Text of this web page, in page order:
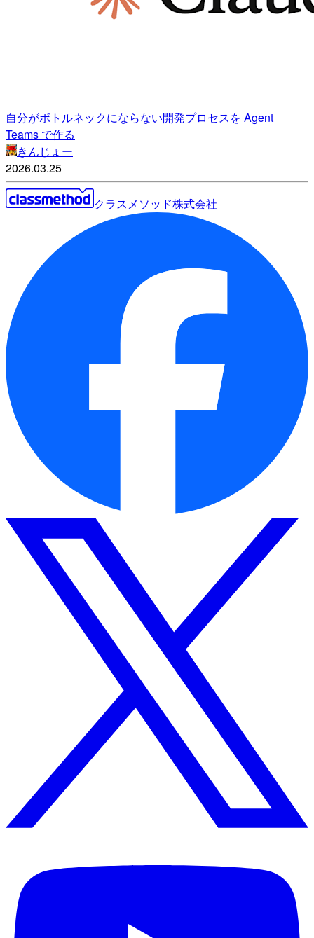
自分がボトルネックにならない開発プロセスを Agent
Teams で作る
きんじょー
2026.03.25
クラスメソッド株式会社